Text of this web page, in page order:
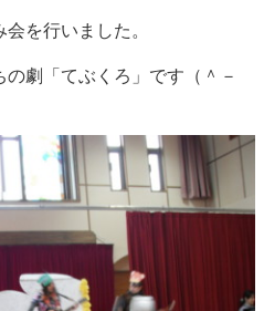
を行いました。
劇「てぶくろ」です（＾－